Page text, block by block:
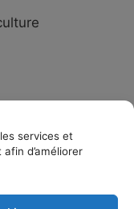
services et
d’améliorer